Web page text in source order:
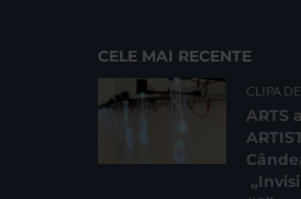
CELE MAI RECENTE
CLIPA
ARTS